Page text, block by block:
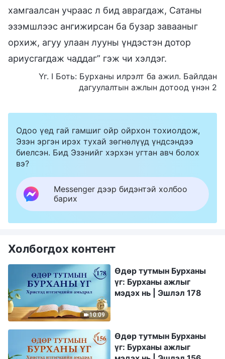
хамгаалсан учраас л бид аврагдаж, Сатаны
эзэмшлээс ангижирсан ба бузар завааныг
орхиж, агуу улаан лууны үндэстэн дотор
ариусгагдаж чаддаг” гэж чи хэлдэг.
Үг. I Боть: Бурханы илрэлт ба ажил. Байлдан
дагуулалтын ажлын дотоод үнэн 2
Одоо үед гай гамшиг ойр ойрхон тохиолдож,
Эзэн эргэн ирэх тухай зөгнөлүүд үндсэндээ
биелсэн. Бид Эзэнийг хэрхэн угтан авч болох
вэ?
Messenger дээр бидэнтэй холбоо
барих
Холбогдох контент
10:09
Өдөр тутмын Бурханы
үг: Бурханы ажлыг
мэдэх нь | Эшлэл 178
Өдөр тутмын Бурханы
үг: Бурханы ажлыг